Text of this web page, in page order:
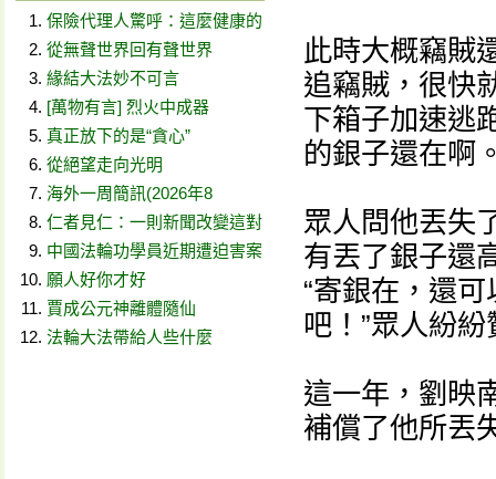
保險代理人驚呼：這麼健康的
從無聲世界回有聲世界
緣結大法妙不可言
[萬物有言] 烈火中成器
真正放下的是“貪心”
從絕望走向光明
海外一周簡訊(2026年8
仁者見仁：一則新聞改變這對
中國法輪功學員近期遭迫害案
願人好你才好
賈成公元神離體隨仙
法輪大法帶給人些什麼
此時大概竊賊
追竊賊，很快
下箱子加速逃
的銀子還在啊
眾人問他丟失
有丟了銀子還
“寄銀在，還
吧！”眾人紛
這一年，劉映
補償了他所丟